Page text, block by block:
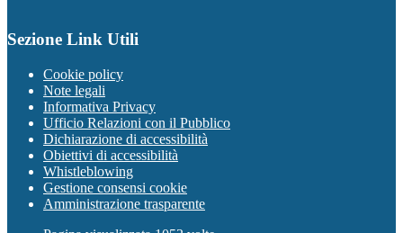
Sezione Link Utili
Cookie policy
Note legali
Informativa Privacy
Ufficio Relazioni con il Pubblico
Dichiarazione di accessibilità
Obiettivi di accessibilità
Whistleblowing
Gestione consensi cookie
Amministrazione trasparente